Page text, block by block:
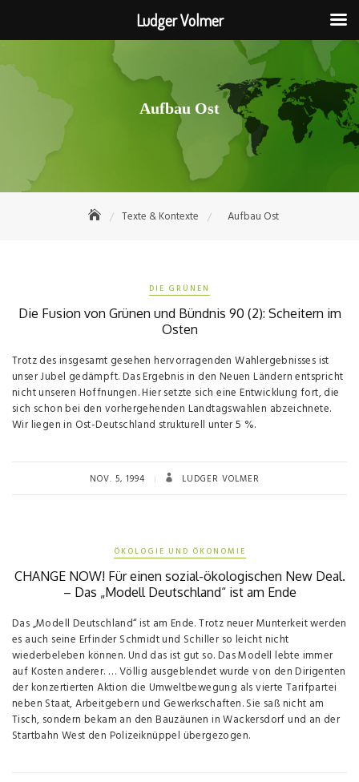
Skip
to
content
Aufbau Ost
Texte & Kontexte Aufbau Ost
DIE GRÜNEN
Die Fusion von Grünen und Bündnis 90 (2): Scheitern im
Osten
Trotz des insgesamt gesehen hervorragenden Wahlergebnisses ist
unser Jubel gedämpft. Das Ergebnis in den Neuen Ländern entspricht
nicht unseren Hoffnungen. Hier setzte sich eine Entwicklung fort, die
sich schon bei den vorhergehenden Landtagswahlen abzeichnete.
Wir liegen in Ost-Deutschland strukturell unter 5 %.
NOV. 5, 1994 LUDGER VOLMER
ÖKOLOGIE UND ÖKONOMIE
CHANGE NOW! Für einen sozial-ökologischen New Deal.
– Das „Modell Deutschland“ ist am Ende
Das „Modell Deutschland“ ist am Ende. Trotz neuer Munterkeit wer­den
es auch seine Erfinder Schmidt und Schiller so leicht nicht
wiederbeleben können. Und das ist gut so. Das Modell lebte immer
auf Kosten anderer. … Völlig ausge­blendet wurde von den Dirigenten
der konzertierten Aktion die Um­weltbewegung als vierte Tarifpartei
neben Staat, Arbeitgebern und Gewerk­schaften. Sie saß nicht am
Tisch, sondern bekam an den Bauzäunen in Wackersdorf und an der
Startbahn West den Polizeiknüppel über­gezogen.
Ludger Volmer